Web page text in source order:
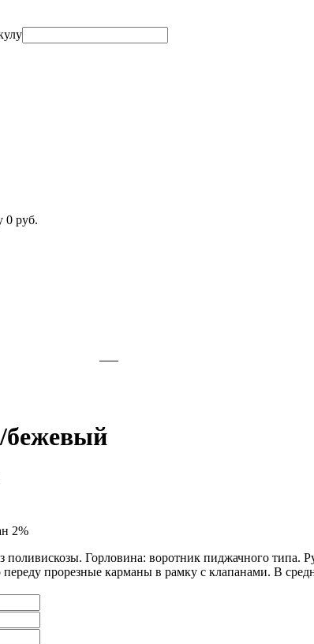
0 руб.
бежевый
2%
поливискозы. Горловина: воротник пиджачного типа.
переду прорезные карманы в рамку с клапанами. В